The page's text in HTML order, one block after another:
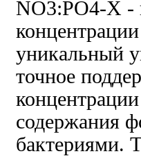
NO3:PO4-X -
уникальный
точное
концентрации
содержания
бактериями.